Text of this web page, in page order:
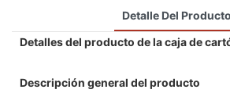
Detalle Del Producto
Detalles del producto de la caja de
Descripción general del producto